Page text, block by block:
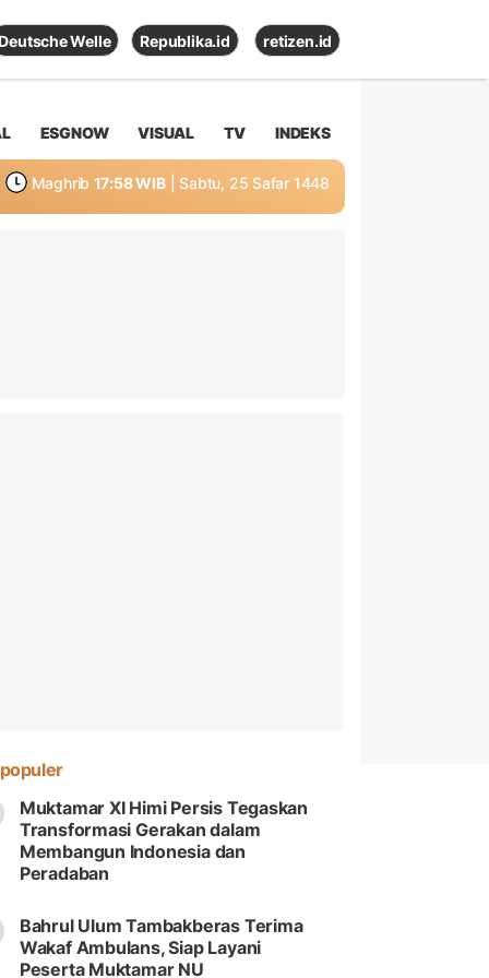
Deutsche Welle Republika.id retizen.id
ESGNOW VISUAL TV INDEKS
Maghrib 17:58 WIB | Sabtu, 25 Safar 1448
Muktamar XI Himi Persis Tegaskan
Transformasi Gerakan dalam
Membangun Indonesia dan
Peradaban
Bahrul Ulum Tambakberas Terima
Wakaf Ambulans, Siap Layani
Peserta Muktamar NU